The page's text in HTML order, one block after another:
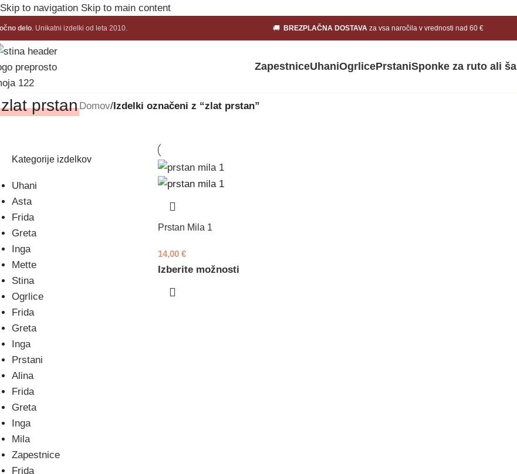
Skip to navigation Skip to main content
delo. Unikatni izdelki od leta 2010. 🚚 BREZPLAČNA DOSTAVA za vsa naročila v vrednosti nad 60 €
ZapestniceUhaniOgrlicePrstaniSponke za ruto ali šal
zlat prstanDomov/Izdelki označeni z “zlat prstan”
Kategorije izdelkov
Uhani
Asta
Frida
Greta
Inga
Mette
Stina
Ogrlice
Frida
Greta
Inga
Prstani
Alina
Frida
Greta
Inga
Mila
Zapestnice
Frida
Prstan Mila 1
14,00 €
Izberite možnosti